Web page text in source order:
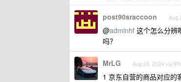
post90sraccoon Aug
@adminhf 这个怎么分辨
吗？
MrLG Aug 26, 2024 via
1 京东自营的商品对应的